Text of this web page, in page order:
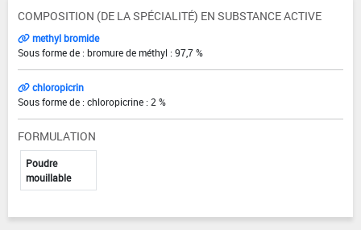
COMPOSITION (DE LA SPÉCIALITÉ) EN SUBSTANCE ACTIVE
methyl bromide
Sous forme de : bromure de méthyl : 97,7 %
chloropicrin
Sous forme de : chloropicrine : 2 %
FORMULATION
Poudre
mouillable